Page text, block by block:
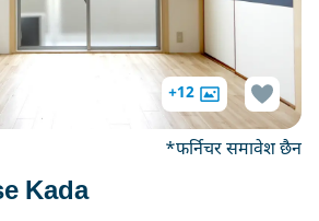
Kada
+12
*फर्निचर समावेश छैन